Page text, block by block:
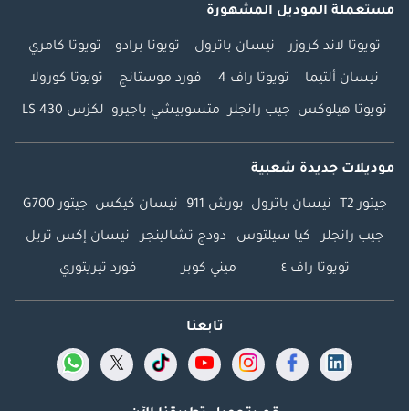
مستعملة الموديل المشهورة
تويوتا لاند كروزر نيسان باترول تويوتا برادو تويوتا كامري
نيسان ألتيما تويوتا راف 4 فورد موستانج تويوتا كورولا
تويوتا هيلوكس جيب رانجلر متسوبيشي باجيرو لكزس LS 430
موديلات جديدة شعبية
جيتور T2 نيسان باترول بورش 911 نيسان كيكس جيتور G700
جيب رانجلر كيا سيلتوس دودج تشالينجر نيسان إكس تريل
تويوتا راف ٤ ميني كوبر فورد تيريتوري
تابعنا